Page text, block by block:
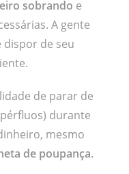
sobrando e
A gente
dispor de seu
de parar de
durante
mesmo
de poupança.